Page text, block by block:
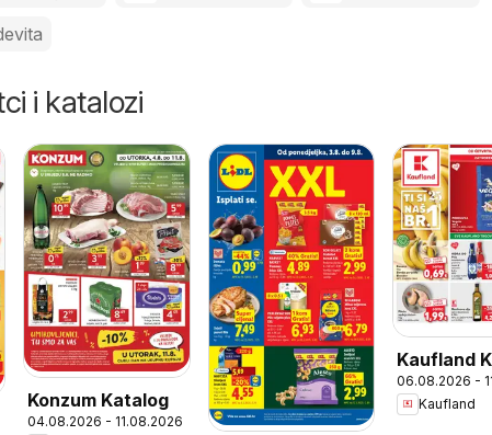
i katalozi
Konzum Katalog
04.08.2026 - 11.08.2026
Kaufland
06.08.2026 -
Kaufland